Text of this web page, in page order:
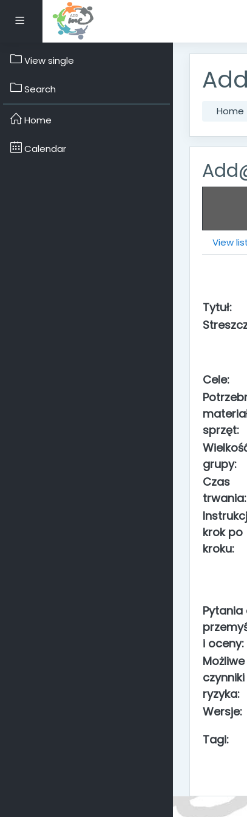
Side panel
Home
View
Tytuł:
Cele:
sprzęt:
grupy:
Czas
trwania:
krok po
kroku:
Pytania
i oceny:
Możliwe
czynniki
ryzyka:
Wersje:
Tagi:
View single
Search
Home
Calendar